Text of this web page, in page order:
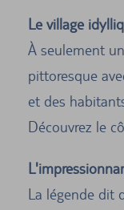
Le village
À seulement
pittoresque
et des
Découvrez le
La légende dit